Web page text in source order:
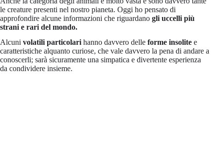
le creature presenti nel nostro pianeta. Oggi ho pensato di
approfondire alcune informazioni che riguardano gli uccelli più
strani e rari del mondo.
Alcuni volatili particolari hanno davvero delle forme insolite e
caratteristiche alquanto curiose, che vale davvero la pena di andare a
conoscerli; sarà sicuramente una simpatica e divertente esperienza
da condividere insieme.